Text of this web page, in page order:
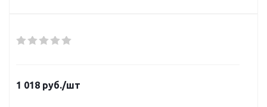
1 018 руб./шт